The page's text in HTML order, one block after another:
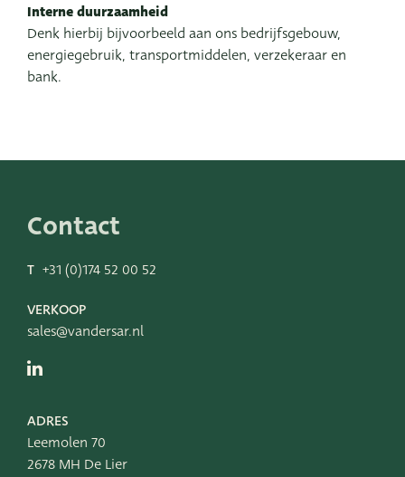
Interne duurzaamheid
Denk hierbij bijvoorbeeld aan ons bedrijfsgebouw,
energiegebruik, transportmiddelen, verzekeraar en
bank.
Contact
T +31 (0)174 52 00 52
VERKOOP
sales@vandersar.nl
ADRES
Leemolen 70
2678 MH De Lier